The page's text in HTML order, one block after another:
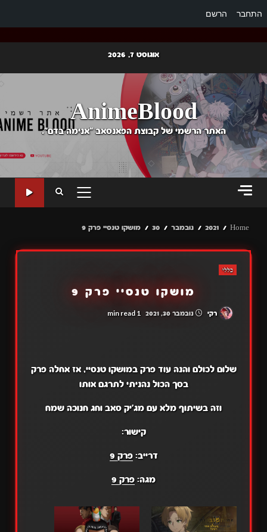
התחבר הרשם
content
אוגוסט 7, 2026
AnimeBlood
האתר הרשמי של קבוצת הפאנסאב "אנימה בדם".
PRIMARY
Home
2021 נובמבר 30 מושקו טנסיי פרק 9
כללי
מושקו טנסיי פרק 9
רקי נובמבר 30, 2021 1 min read
שלום לכולם והנה עוד פרק במושקו טנסיי, אז אחלה פרק
בסך הכול נהניתי לתרגם אותו
וזה בשיתוף מלא עם מג'יק סאב וחג חנוכה שמח
קישור:
דרייב:פרק 9
מגה: פרק 9